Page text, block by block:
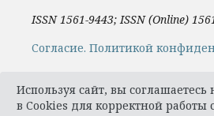
ISSN 1561-9443; ISSN (Online)
Cогласие. Политикой
Используя сайт, вы
в Cookies для корректной работы